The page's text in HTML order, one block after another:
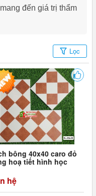
đến giá trị thẩm
Lọc
bông 40x40 caro đỏ
hoạ tiết hình học
hệ